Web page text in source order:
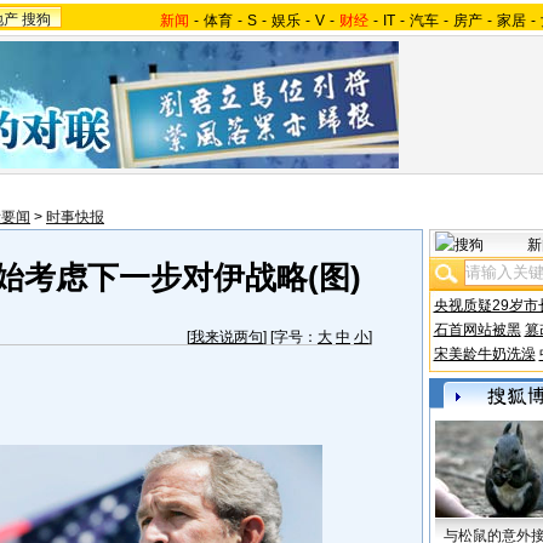
产 搜狗 新闻 - 体育 - S - 娱乐 - V - 财经 - IT - 汽车 - 房产 - 家居 -
闻 > 时事快报
考虑下一步对伊战略(图)
[我来说两句] [字号： 大 中 小]
央视质疑29岁市
石首网站被黑 篡
宋美龄牛奶洗澡
与松鼠的意外